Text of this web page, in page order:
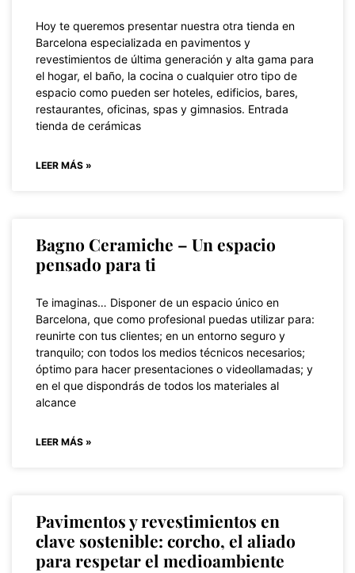
Hoy te queremos presentar nuestra otra tienda en
Barcelona especializada en pavimentos y
revestimientos de última generación y alta gama para
el hogar, el baño, la cocina o cualquier otro tipo de
espacio como pueden ser hoteles, edificios, bares,
restaurantes, oficinas, spas y gimnasios. Entrada
tienda de cerámicas
LEER MÁS »
Bagno Ceramiche – Un espacio
pensado para ti
Te imaginas… Disponer de un espacio único en
Barcelona, que como profesional puedas utilizar para:
reunirte con tus clientes; en un entorno seguro y
tranquilo; con todos los medios técnicos necesarios;
óptimo para hacer presentaciones o videollamadas; y
en el que dispondrás de todos los materiales al
alcance
LEER MÁS »
Pavimentos y revestimientos en
clave sostenible: corcho, el aliado
para respetar el medioambiente